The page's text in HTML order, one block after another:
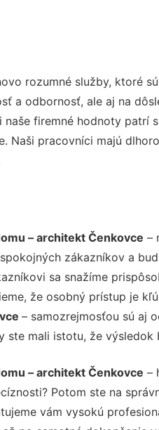
rozumné služby, ktoré
a odbornosť, ale aj na
firemné hodnoty
pracovníci majú
– architekt Čenkovce –
zákazníkov a
sa snažíme
že osobný prístup je
– samozrejmosťou sú aj
ste mali istotu, že výsledok
– architekt Čenkovce –
Potom ste na
vám vysokú